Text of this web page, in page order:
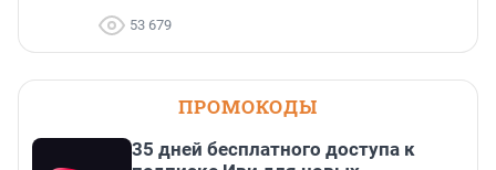
53 679
ПРОМОКОДЫ
35 дней бесплатного доступа к